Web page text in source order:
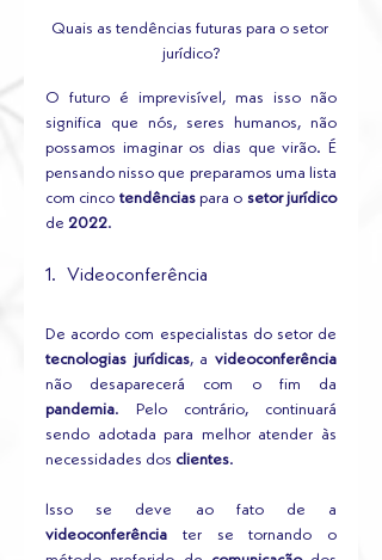
Quais as tendências futuras para o setor
jurídico?
O futuro é imprevisível, mas isso não
significa que nós, seres humanos, não
possamos imaginar os dias que virão. É
pensando nisso que preparamos uma lista
com cinco tendências para o setor jurídico
de 2022.
1.   Videoconferência
tecnologias jurídicas, a videoconferência
pandemia. Pelo contrário, continuará
sendo adotada para melhor atender às
necessidades dos clientes.
videoconferência ter se tornando o